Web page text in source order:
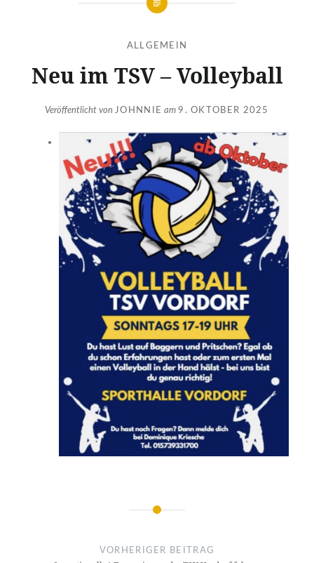
ALLGEMEIN
Neu im TSV – Volleyball
Veröffentlicht vonJOHNNIE am9. OKTOBER 2025
Beitragsnavigation
VORHERIGER BEITRAG